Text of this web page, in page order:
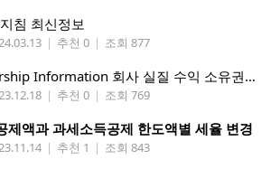
침 최신정보
| 추천 0 | 조회 877
Beneficial Ownership Information 회사 실질 수익 소유권 신고 개시 2024년 1월 1일
| 추천 0 | 조회 769
액과 과세소득공제 한도액별 세율 변경
| 추천 1 | 조회 843